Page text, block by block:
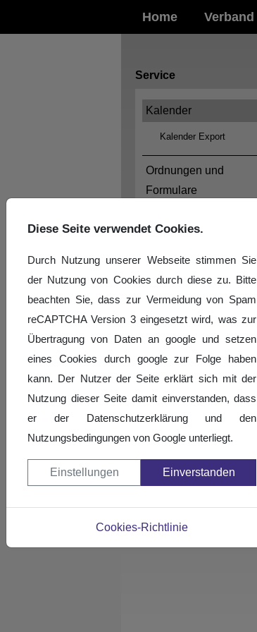
Home Verband
Service
Kalender
Kalender Export
Ordnungen und
Formulare
Datenschutzerklärung
Diese Seite verwendet Cookies.
Durch Nutzung unserer Webseite stimmen Sie
der Nutzung von Cookies durch diese zu. Bitte
beachten Sie, dass zur Vermeidung von Spam
reCAPTCHA Version 3 eingesetzt wird, was zur
Übertragung von Daten an google und setzen
eines Cookies durch google zur Folge haben
kann. Der Nutzer der Seite erklärt sich mit der
Nutzung dieser Seite damit einverstanden, dass
er der Datenschutzerklärung und den
Nutzungsbedingungen von Google unterliegt.
Einstellungen Einverstanden
Cookies-Richtlinie